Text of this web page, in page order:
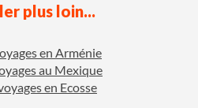
plus loin...
en Arménie
au Mexique
en Ecosse